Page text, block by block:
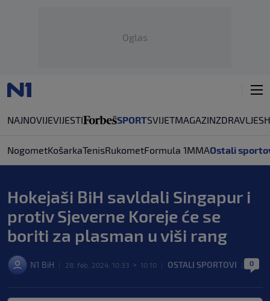
Oglas
NAJNOVIJEVIJESTI SPORTSVIJETMAGAZINZDRAVLJE
NogometKošarkaTenisRukometFormula 1MMAOstali
Hokejaši BiH savldali Singapur i
protiv Sjeverne Koreje će se
boriti za plasman u viši rang
N1 BiH 28. feb. 2024. 10:33 > 10:10 OSTALI SPORTOVI 0